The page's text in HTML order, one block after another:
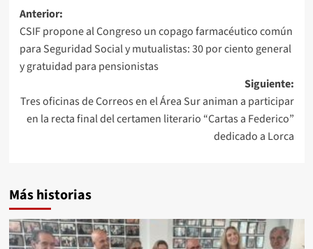
Navegación
de
entradas
Anterior:
CSIF propone al Congreso un copago farmacéutico común
para Seguridad Social y mutualistas: 30 por ciento general
y gratuidad para pensionistas
Siguiente:
Tres oficinas de Correos en el Área Sur animan a participar
en la recta final del certamen literario “Cartas a Federico”
dedicado a Lorca
Más historias